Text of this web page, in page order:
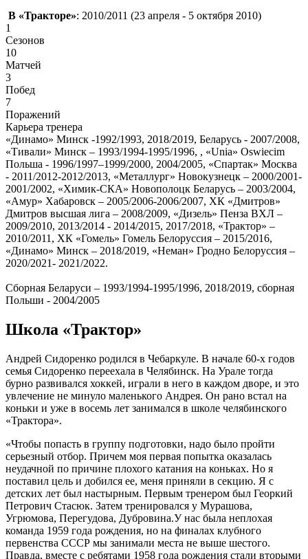
В «Тракторе»: 2010/2011 (23 апреля - 5 октября 2010)
1
Сезонов
10
Матчей
3
Побед
7
Поражений
Карьера тренера
«Динамо» Минск -1992/1993, 2018/2019, Беларусь - 2007/2008,
«Тивали» Минск – 1993/1994-1995/1996, , «Unia» Oswiecim
Польша - 1996/1997–1999/2000, 2004/2005, «Спартак» Москва
- 2011/2012-2012/2013, «Металлург» Новокузнецк – 2000/2001-
2001/2002, «Химик-СКА» Новополоцк Беларусь – 2003/2004,
«Амур» Хабаровск – 2005/2006-2006/2007, ХК «Дмитров»
Дмитров высшая лига – 2008/2009, «Дизель» Пенза ВХЛ –
2009/2010, 2013/2014 - 2014/2015, 2017/2018, «Трактор» –
2010/2011, ХК «Гомель» Гомель Белоруссия – 2015/2016,
«Динамо» Минск – 2018/2019, «Неман» Гродно Белоруссия –
2020/2021- 2021/2022.
Cборная Беларуси – 1993/1994-1995/1996, 2018/2019, сборная
Польши - 2004/2005
Школа «Трактор»
Андрей Сидоренко родился в Чебаркуле. В начале 60-х годов
семья Сидоренко переехала в Челябинск. На Урале тогда
бурно развивался хоккей, играли в него в каждом дворе, и это
увлечение не минуло маленького Андрея. Он рано встал на
коньки и уже в восемь лет занимался в школе челябинского
«Трактора».
«Чтобы попасть в группу подготовки, надо было пройти
серьезный отбор. Причем моя первая попытка оказалась
неудачной по причине плохого катания на коньках. Но я
поставил цель и добился ее, меня приняли в секцию. Я с
детских лет был настырным. Первым тренером был Георкий
Петрович Стасюк. Затем тренировался у Мурашова,
Угрюмова, Перегудова, Дубровина.У нас была неплохая
команда 1959 года рождения, но на финалах клубного
первенства СССР мы занимали места не выше шестого.
Правда, вместе с ребятами 1958 года рождения стали вторыми